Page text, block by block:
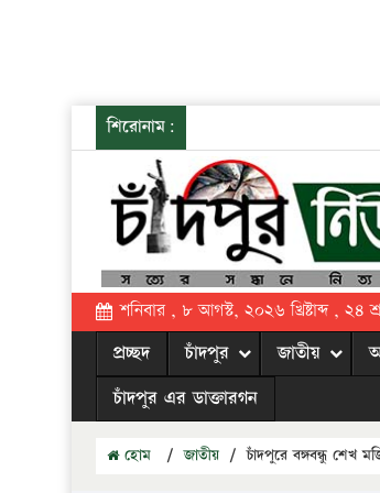
শিরোনাম:
শনিবার , ৮ আগস্ট, ২০২৬ খ্রিষ্টাব্দ , ২৪
প্রচ্ছদ চাঁদপুর জাতীয়
চাঁদপুর এর ডাক্তারগন
হোম / জাতীয় / চাঁদপুরে বঙ্গবন্ধু শেখ